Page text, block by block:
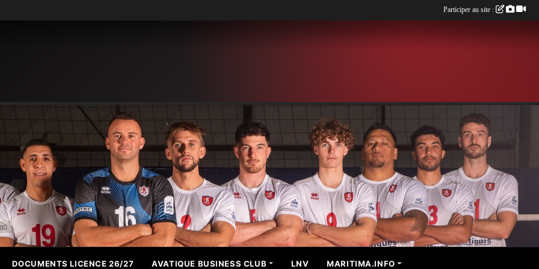
DOCUMENTS LICENCE 26/27 AVATIQUE BUSINESS CLUB LNV MARITIMA.INFO
Participer au site :